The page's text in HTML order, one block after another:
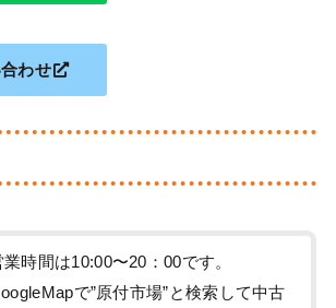
わせ
業時間は10:00〜20：00です。
で”原付市場”と検索して中古